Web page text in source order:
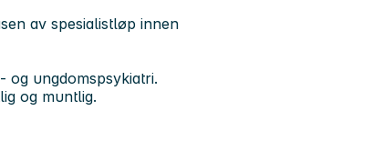
av spesialistløp innen
og ungdomspsykiatri.
og muntlig.